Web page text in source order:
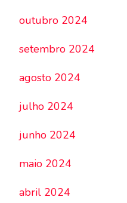
outubro 2024
setembro 2024
agosto 2024
julho 2024
junho 2024
maio 2024
abril 2024